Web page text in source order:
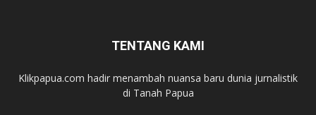
TENTANG KAMI
Klikpapua.com hadir menambah nuansa baru dunia jurnalistik
di Tanah Papua